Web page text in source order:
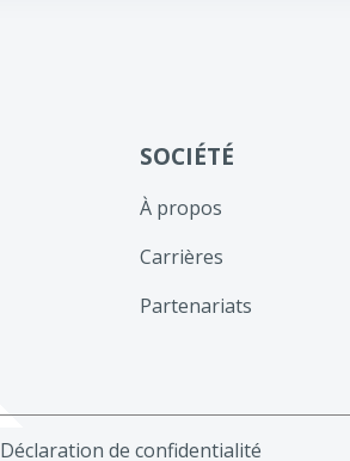
SOCIÉTÉ
À propos
Carrières
Partenariats
Déclaration de confidentialité